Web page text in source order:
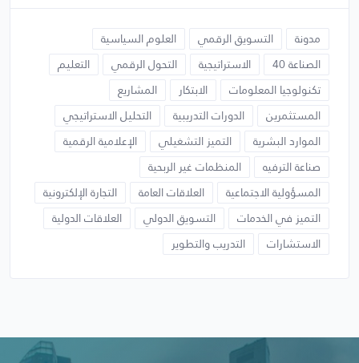
مدونة التسويق الرقمي
العلوم السياسية
الصناعة 40
الاستراتيجية التحول الرقمي
التعليم
تكنولوجيا المعلومات
الابتكار
المشاريع
المستثمرين
الدورات التدريبية
التحليل الاستراتيجي
الموارد البشرية
التميز التشغيلي
الإعلامية الرقمية
صناعة الترفيه
المنظمات غير الربحية
المسؤولية الاجتماعية
العلاقات العامة
التجارة الإلكترونية
التميز في الخدمات
التسويق الدولي
العلاقات الدولية
الاستشارات
التدريب والتطوير